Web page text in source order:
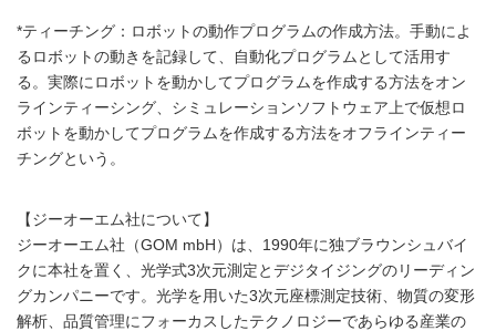
*ティーチング：ロボットの動作プログラムの作成方法。手動によ
るロボットの動きを記録して、自動化プログラムとして活用す
る。実際にロボットを動かしてプログラムを作成する方法をオン
ラインティーシング、シミュレーションソフトウェア上で仮想ロ
ボットを動かしてプログラムを作成する方法をオフラインティー
チングという。
【ジーオーエム社について】
ジーオーエム社（GOM mbH）は、1990年に独ブラウンシュバイ
クに本社を置く、光学式3次元測定とデジタイジングのリーディン
グカンパニーです。光学を用いた3次元座標測定技術、物質の変形
解析、品質管理にフォーカスしたテクノロジーであらゆる産業の